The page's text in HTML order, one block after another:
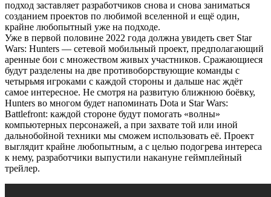
подход заставляет разработчиков снова и снова заниматься
созданием проектов по любимой вселенной и ещё один,
крайне любопытный уже на подходе.
Уже в первой половине 2022 года должна увидеть свет Star
Wars: Hunters — сетевой мобильный проект, предполагающий
аренные бои с множеством живых участников. Сражающиеся
будут разделены на две противоборствующие команды с
четырьмя игроками с каждой стороны и дальше нас ждёт
самое интересное. Не смотря на развитую ближнюю боёвку,
Hunters во многом будет напоминать Dota и Star Wars:
Battlefront: каждой стороне будут помогать «волны»
компьютерных персонажей, а при захвате той или иной
дальнобойной техники мы сможем использовать её. Проект
выглядит крайне любопытным, а с целью подогрева интереса
к нему, разработчики выпустили накануне геймплейный
трейлер.